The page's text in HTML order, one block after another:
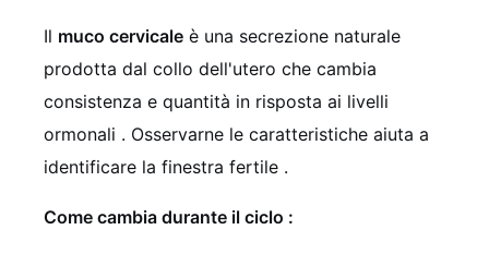
Il muco cervicale è una secrezione naturale
prodotta dal collo dell'utero che cambia
consistenza e quantità in risposta ai livelli
ormonali . Osservarne le caratteristiche aiuta a
identificare la finestra fertile .
Come cambia durante il ciclo :